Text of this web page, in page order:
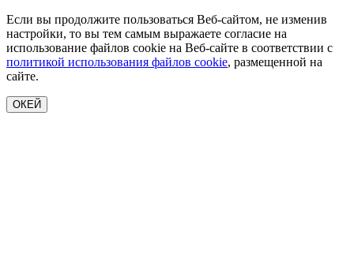
Если вы продолжите пользоваться Веб-сайтом, не изменив
настройки, то вы тем самым выражаете согласие на
использование файлов cookie на Веб-сайте в соответствии с
политикой использования файлов cookie, размещенной на
сайте.
ОКЕЙ